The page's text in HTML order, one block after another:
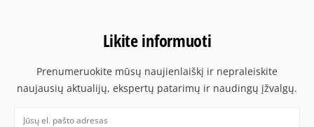
Likite informuoti
Prenumeruokite mūsų naujienlaiškį ir nepraleiskite
naujausių aktualijų, ekspertų patarimų ir naudingų įžvalgų.